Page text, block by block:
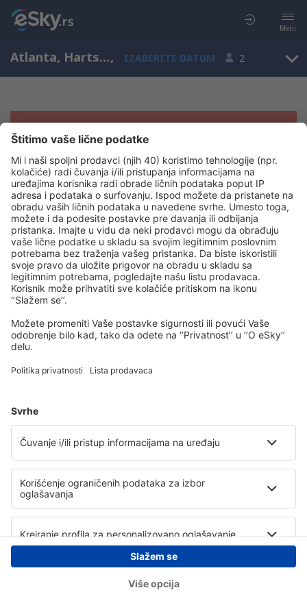
Meni
Atlanta, Hartsfield Jackson, Georgia, Sjedinjene Američke Države (ATL), IZABERITE DATUM 2
Žao nam je, ne možemo da prikažemo
rezultate
Pokušajte još jednom kad izaberete druge kriterijume
Copyright © eSky.rs. Sva prava zadržana.